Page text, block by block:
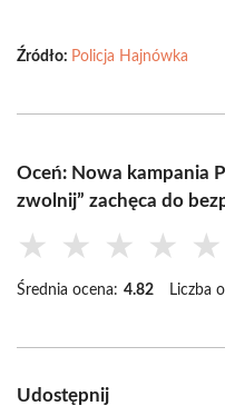
Źródło: Policja Hajnówka
Oceń: Nowa kampania
zwolnij” zachęca do
★ ★ ★ ★ ★
Średnia ocena: 4.82 Liczba
Udostępnij